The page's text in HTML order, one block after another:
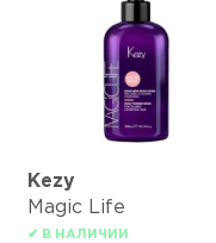
Kezy
Magic Life
✔ В НАЛИЧИИ